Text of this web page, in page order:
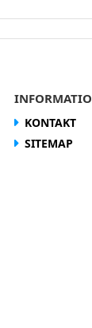
KONTAKT
SITEMAP